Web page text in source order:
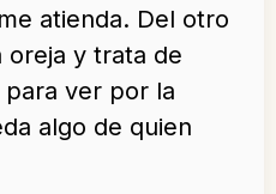
atienda. Del otro
oreja y trata de
para ver por la
algo de quien